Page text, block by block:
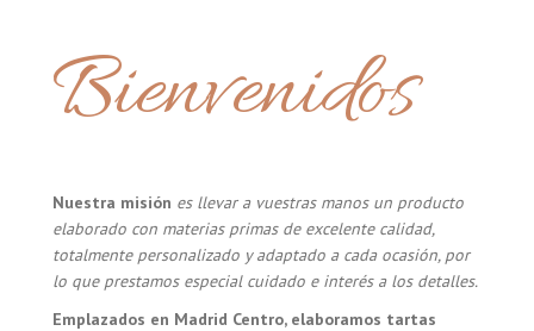
Bienvenidos
Nuestra misión es llevar a vuestras manos un producto
elaborado con materias primas de excelente calidad,
totalmente personalizado y adaptado a cada ocasión, por
lo que prestamos especial cuidado e interés a los detalles.
Emplazados en Madrid Centro, elaboramos tartas